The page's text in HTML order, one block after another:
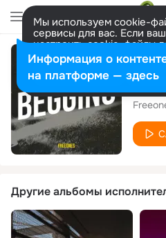
Мы используем cookie-
сервисы для вас. Если
настроить cookie-файлы
представитель. Больше
Разрешить все
Сингл
Другие альбомы
Информация о
на платформе — здесь